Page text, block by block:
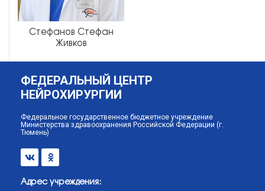
Стефанов Стефан
Живков
ФЕДЕРАЛЬНЫЙ ЦЕНТР
НЕЙРОХИРУРГИИ
Федеральное государственное бюджетное учреждение
Министерства здравоохранения Российской Федерации (г.
Тюмень)
Адрес учреждения: